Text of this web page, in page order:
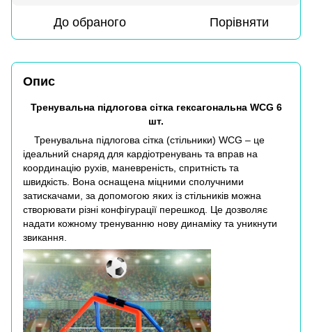
До обраного Порівняти
Опис
Тренувальна підлогова сітка гексагональна WCG 6
шт.
Тренувальна підлогова сітка (стільники) WCG – це
ідеальний снаряд для кардіотренувань та вправ на
координацію рухів, маневреність, спритність та
швидкість. Вона оснащена міцними сполучними
затискачами, за допомогою яких із стільників можна
створювати різні конфігурації перешкод. Це дозволяє
надати кожному тренуванню нову динаміку та уникнути
звикання.